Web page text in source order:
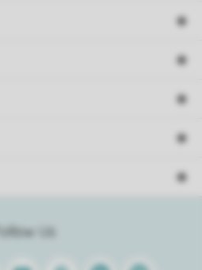
Follow Us
Youtube PinterestLinkedinSpotify